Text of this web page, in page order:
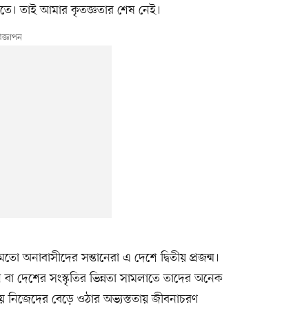
তাই আমার কৃতজ্ঞতার শেষ নেই।
সন্তানেরা এ দেশে দ্বিতীয় প্রজন্ম।
বা দেশের সংস্কৃতির ভিন্নতা সামলাতে তাদের অনেক
নিজেদের বেড়ে ওঠার অভ্যস্ততায় জীবনাচরণ